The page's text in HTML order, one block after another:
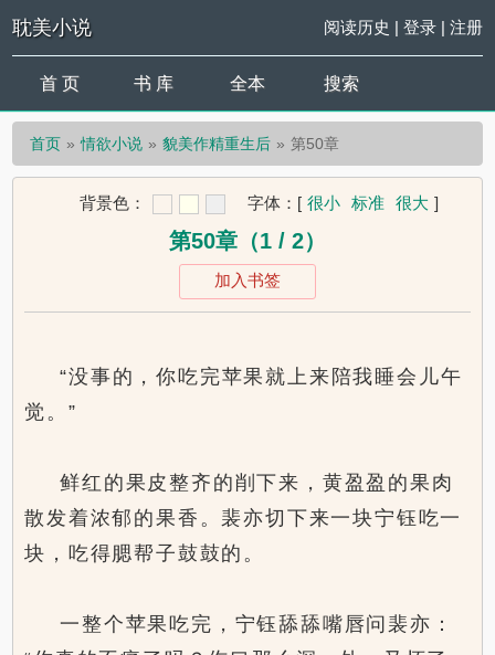
耽美小说 阅读历史 | 登录| 注册
首 页 书 库 全本 搜索
首页 情欲小说 貌美作精重生后 第50章
背景色： 字体： [ 很小 标准 很大 ]
第50章（1 / 2）
加入书签
“没事的，你吃完苹果就上来陪我睡会儿午
觉。”
鲜红的果皮整齐的削下来，黄盈盈的果肉
散发着浓郁的果香。裴亦切下来一块宁钰吃一
块，吃得腮帮子鼓鼓的。
一整个苹果吃完，宁钰舔舔嘴唇问裴亦：